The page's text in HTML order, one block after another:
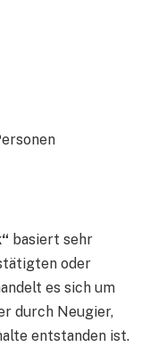
basiert sehr
oder
es sich um
durch Neugier,
entstanden ist.